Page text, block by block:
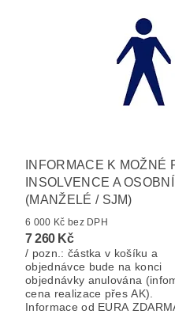
INFORMACE K MOŽNÉ
INSOLVENCE A
(MANŽELÉ / SJM)
6 000 Kč bez DPH
7 260 Kč
/ pozn.: částka v košíku a
objednávce bude na konci
objednávky anulována
cena realizace přes AK).
Informace od EURA